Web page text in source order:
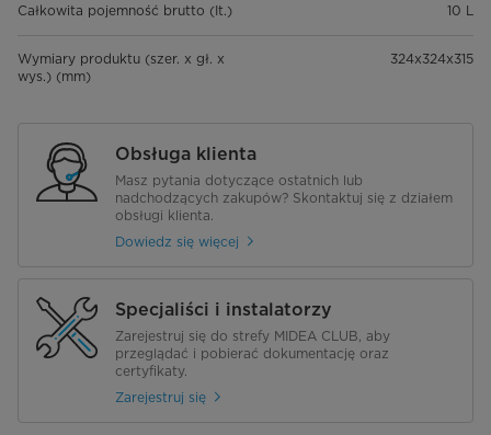
Całkowita pojemność brutto (It.) 10 L
Wymiary produktu (szer. x gł. x
wys.) (mm)
324x324x315
Obsługa klienta
Masz pytania dotyczące ostatnich lub
nadchodzących zakupów? Skontaktuj się z działem
obsługi klienta.
Dowiedz się więcej
Specjaliści i instalatorzy
Zarejestruj się do strefy MIDEA CLUB, aby
przeglądać i pobierać dokumentację oraz
certyfikaty.
Zarejestruj się